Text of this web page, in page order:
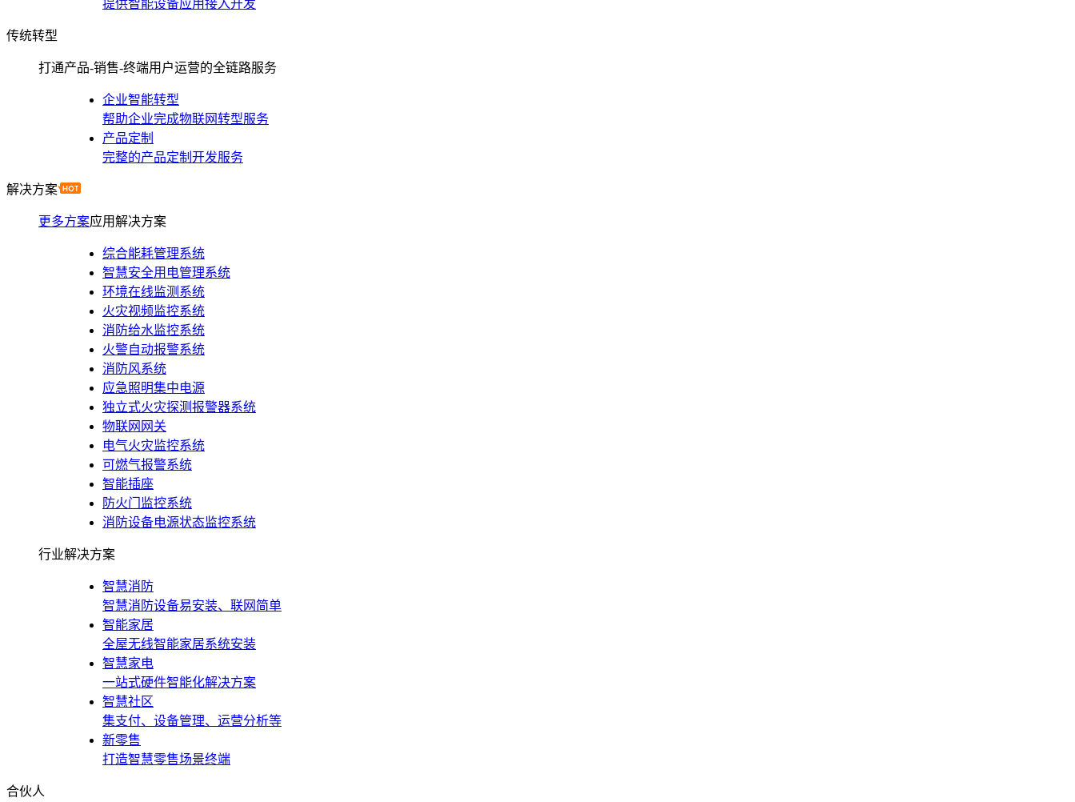
提供智能设备应用接入开发
传统转型
打通产品-销售-终端用户运营的全链路服务
企业智能转型
帮助企业完成物联网转型服务
产品定制
完整的产品定制开发服务
解决方案
更多方案应用解决方案
综合能耗管理系统
智慧安全用电管理系统
环境在线监测系统
火灾视频监控系统
消防给水监控系统
火警自动报警系统
消防风系统
应急照明集中电源
独立式火灾探测报警器系统
物联网网关
电气火灾监控系统
可燃气报警系统
智能插座
防火门监控系统
消防设备电源状态监控系统
行业解决方案
智慧消防
智慧消防设备易安装、联网简单
智能家居
全屋无线智能家居系统安装
智慧家电
一站式硬件智能化解决方案
智慧社区
集支付、设备管理、运营分析等
新零售
打造智慧零售场景终端
合伙人